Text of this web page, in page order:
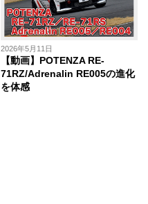
2026年5月11日
【動画】POTENZA RE-
71RZ/Adrenalin RE005の進化
を体感